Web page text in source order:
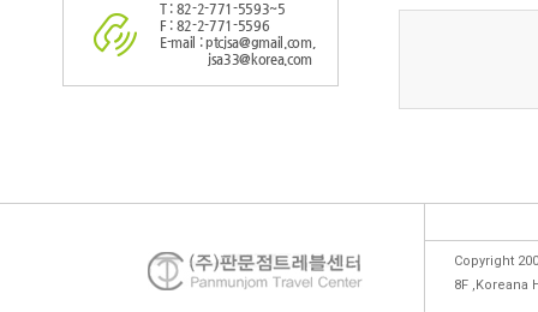
T : 82-2-771-5593~5
F : 82-2-771-5596
E-mail : ptcjsa@gmail.com,
jsa33@korea.com
Copyright
8F ,Koreana